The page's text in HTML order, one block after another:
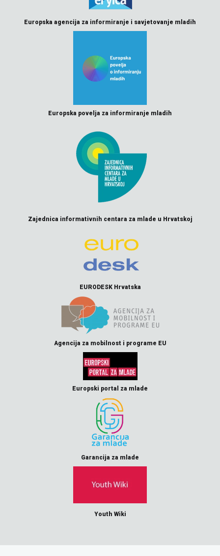
Europska agencija za informiranje i savjetovanje mladih
Europska povelja za informiranje mladih
Zajednica informativnih centara za mlade u Hrvatskoj
EURODESK Hrvatska
Agencija za mobilnost i programe EU
Europski portal za mlade
Garancija za mlade
Youth Wiki